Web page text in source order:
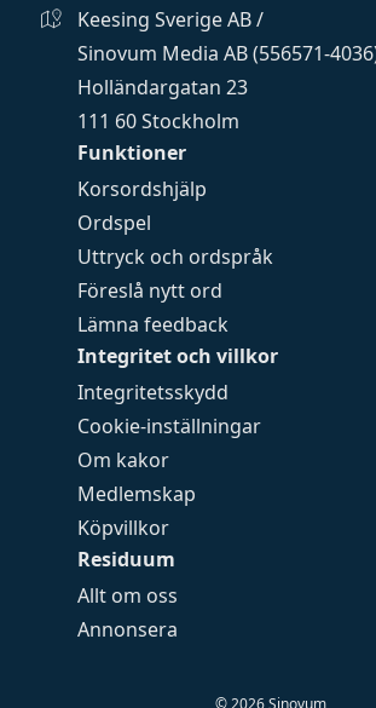
Funktioner
Korsordshjälp
Ordspel
Uttryck och ordspråk
Föreslå nytt ord
Lämna feedback
Integritet och villkor
Integritetsskydd
Cookie-inställningar
Om kakor
Medlemskap
Köpvillkor
Residuum
Allt om oss
Annonsera
Keesing Sverige AB /
Sinovum Media AB (556571-
Holländargatan 23
111 60 Stockholm
© 2026Sinovum